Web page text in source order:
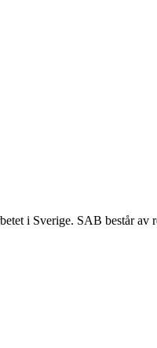
i Sverige. SAB består av